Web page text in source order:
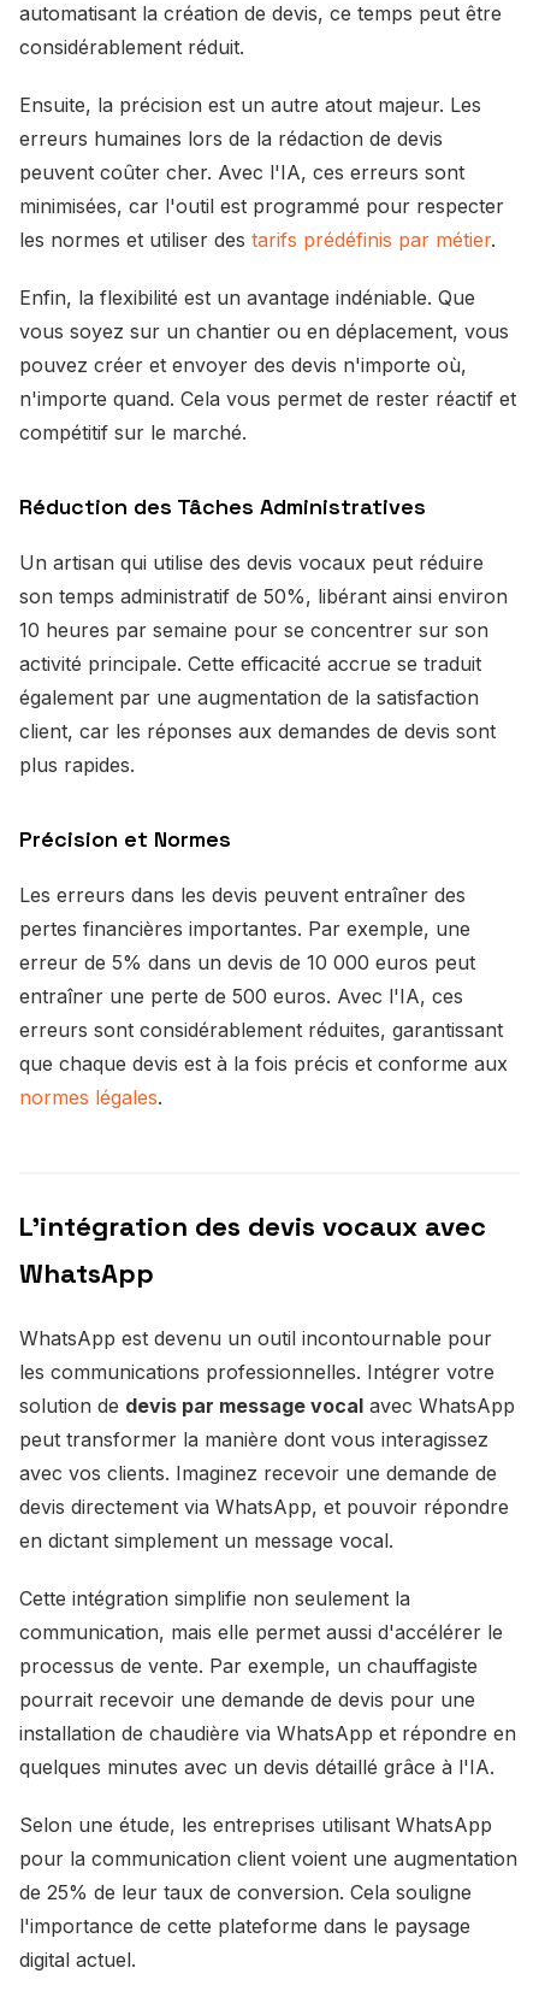
automatisant la création de devis, ce temps peut être
considérablement réduit.
Ensuite, la précision est un autre atout majeur. Les
erreurs humaines lors de la rédaction de devis
peuvent coûter cher. Avec l'IA, ces erreurs sont
minimisées, car l'outil est programmé pour respecter
les normes et utiliser des tarifs prédéfinis par métier.
Enfin, la flexibilité est un avantage indéniable. Que
vous soyez sur un chantier ou en déplacement, vous
pouvez créer et envoyer des devis n'importe où,
n'importe quand. Cela vous permet de rester réactif et
compétitif sur le marché.
Réduction des Tâches Administratives
Un artisan qui utilise des devis vocaux peut réduire
son temps administratif de 50%, libérant ainsi environ
10 heures par semaine pour se concentrer sur son
activité principale. Cette efficacité accrue se traduit
également par une augmentation de la satisfaction
client, car les réponses aux demandes de devis sont
plus rapides.
Précision et Normes
Les erreurs dans les devis peuvent entraîner des
pertes financières importantes. Par exemple, une
erreur de 5% dans un devis de 10 000 euros peut
entraîner une perte de 500 euros. Avec l'IA, ces
erreurs sont considérablement réduites, garantissant
que chaque devis est à la fois précis et conforme aux
normes légales.
L'intégration des devis vocaux avec
WhatsApp
WhatsApp est devenu un outil incontournable pour
les communications professionnelles. Intégrer votre
solution de devis par message vocal avec WhatsApp
peut transformer la manière dont vous interagissez
avec vos clients. Imaginez recevoir une demande de
devis directement via WhatsApp, et pouvoir répondre
en dictant simplement un message vocal.
Cette intégration simplifie non seulement la
communication, mais elle permet aussi d'accélérer le
processus de vente. Par exemple, un chauffagiste
pourrait recevoir une demande de devis pour une
installation de chaudière via WhatsApp et répondre en
quelques minutes avec un devis détaillé grâce à l'IA.
Selon une étude, les entreprises utilisant WhatsApp
pour la communication client voient une augmentation
de 25% de leur taux de conversion. Cela souligne
l'importance de cette plateforme dans le paysage
digital actuel.